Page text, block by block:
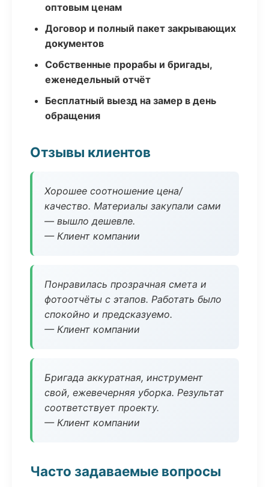
оптовым ценам
Договор и полный пакет закрывающих
документов
Собственные прорабы и бригады,
еженедельный отчёт
Бесплатный выезд на замер в день
обращения
Отзывы клиентов
Хорошее соотношение цена/
качество. Материалы закупали сами
— вышло дешевле.
— Клиент компании
Понравилась прозрачная смета и
фотоотчёты с этапов. Работать было
спокойно и предсказуемо.
— Клиент компании
Бригада аккуратная, инструмент
свой, ежевечерняя уборка. Результат
соответствует проекту.
— Клиент компании
Часто задаваемые вопросы